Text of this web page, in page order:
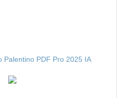
Palentino PDF Pro 2025 IA